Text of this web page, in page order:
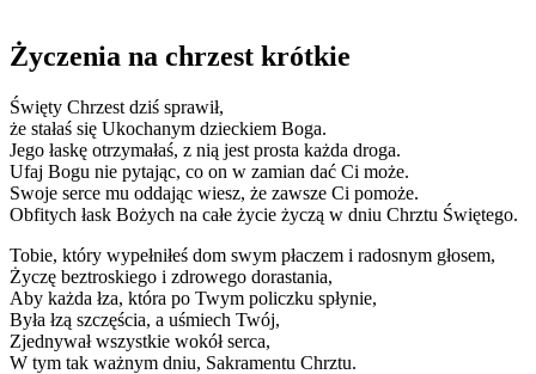
Życzenia na chrzest krótkie
Święty Chrzest dziś sprawił,
że stałaś się Ukochanym dzieckiem Boga.
Jego łaskę otrzymałaś, z nią jest prosta każda droga.
Ufaj Bogu nie pytając, co on w zamian dać Ci może.
Swoje serce mu oddając wiesz, że zawsze Ci pomoże.
Obfitych łask Bożych na całe życie życzą w dniu Chrztu Świętego.
Tobie, który wypełniłeś dom swym płaczem i radosnym głosem,
Życzę beztroskiego i zdrowego dorastania,
Aby każda łza, która po Twym policzku spłynie,
Była łzą szczęścia, a uśmiech Twój,
Zjednywał wszystkie wokół serca,
W tym tak ważnym dniu, Sakramentu Chrztu.